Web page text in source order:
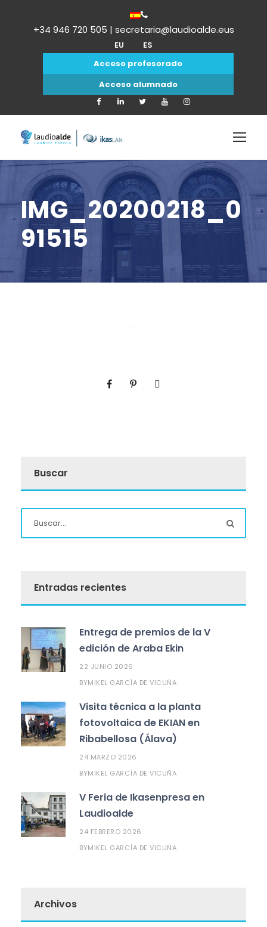
+34 946 720 505 | secretaria@laudioalde.eus
EU
ES
Acceso profesorado
Acceso alumnado
IMG_20200218_0
91515
Buscar
Entradas recientes
Entrega de premios de la V
edición de Araba Ekin
22 JUNIO 2026
BYMIKEL GARCÍA DE VICUÑA
Visita técnica a la planta
fotovoltaica de EKIAN en
Ribabellosa (Álava)
24 MARZO 2026
BYMIKEL GARCÍA DE VICUÑA
V Feria de Ikasenpresa en
Laudioalde
24 FEBRERO 2026
BYMIKEL GARCÍA DE VICUÑA
Archivos